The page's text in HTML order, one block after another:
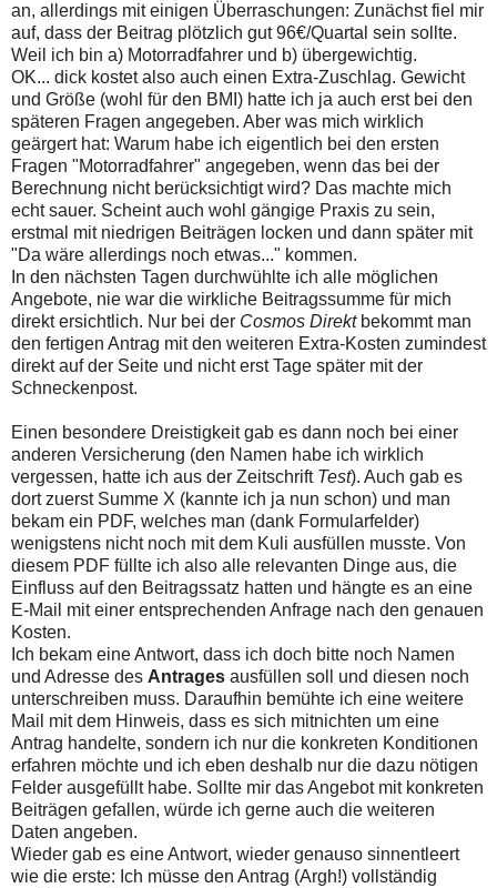
an, allerdings mit einigen Überraschungen: Zunächst fiel mir
auf, dass der Beitrag plötzlich gut 96€/Quartal sein sollte.
Weil ich bin a) Motorradfahrer und b) übergewichtig.
OK... dick kostet also auch einen Extra-Zuschlag. Gewicht
und Größe (wohl für den BMI) hatte ich ja auch erst bei den
späteren Fragen angegeben. Aber was mich wirklich
geärgert hat: Warum habe ich eigentlich bei den ersten
Fragen "Motorradfahrer" angegeben, wenn das bei der
Berechnung nicht berücksichtigt wird? Das machte mich
echt sauer. Scheint auch wohl gängige Praxis zu sein,
erstmal mit niedrigen Beiträgen locken und dann später mit
"Da wäre allerdings noch etwas..." kommen.
In den nächsten Tagen durchwühlte ich alle möglichen
Angebote, nie war die wirkliche Beitragssumme für mich
direkt ersichtlich. Nur bei der Cosmos Direktbekommt man
den fertigen Antrag mit den weiteren Extra-Kosten zumindest
direkt auf der Seite und nicht erst Tage später mit der
Schneckenpost.
Einen besondere Dreistigkeit gab es dann noch bei einer
anderen Versicherung (den Namen habe ich wirklich
vergessen, hatte ich aus der Zeitschrift Test). Auch gab es
dort zuerst Summe X (kannte ich ja nun schon) und man
bekam ein PDF, welches man (dank Formularfelder)
wenigstens nicht noch mit dem Kuli ausfüllen musste. Von
diesem PDF füllte ich also alle relevanten Dinge aus, die
Einfluss auf den Beitragssatz hatten und hängte es an eine
E-Mail mit einer entsprechenden Anfrage nach den genauen
Kosten.
Ich bekam eine Antwort, dass ich doch bitte noch Namen
und Adresse des Antrages ausfüllen soll und diesen noch
unterschreiben muss. Daraufhin bemühte ich eine weitere
Mail mit dem Hinweis, dass es sich mitnichten um eine
Antrag handelte, sondern ich nur die konkreten Konditionen
erfahren möchte und ich eben deshalb nur die dazu nötigen
Felder ausgefüllt habe. Sollte mir das Angebot mit konkreten
Beiträgen gefallen, würde ich gerne auch die weiteren
Daten angeben.
Wieder gab es eine Antwort, wieder genauso sinnentleert
wie die erste: Ich müsse den Antrag (Argh!) vollständig